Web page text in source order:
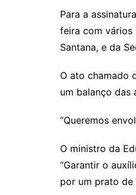
Para a
feira com vários
Santana, e da
O ato chamado
um balanço das
“Queremos
O ministro da
“Garantir o
por um prato de